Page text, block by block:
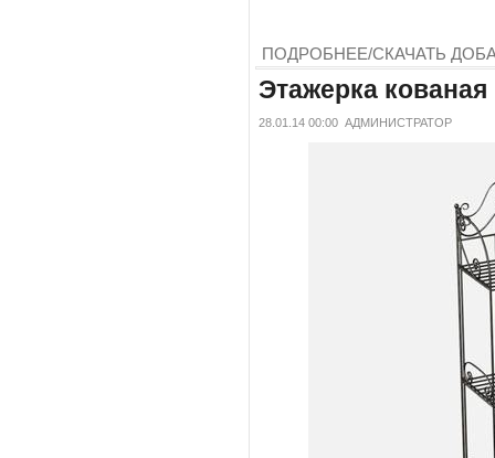
ПОДРОБНЕЕ/СКАЧАТЬ
Этажерка кованая
28.01.14 00:00 АДМИНИСТРАТОР